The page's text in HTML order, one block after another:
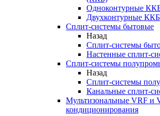
Одноконтурные
Двухконтурные ККБ
Сплит-системы бытовые
Назад
Сплит-системы
Настенные сплит-
Сплит-системы
Назад
Сплит-системы
Канальные сплит-
Мультизональные VRF и
кондиционирования